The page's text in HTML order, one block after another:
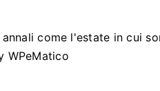
come l'estate in cui
WPeMatico